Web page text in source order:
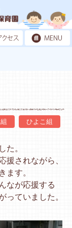
ひよこ組
た。
援されながら、
ます。
なが応援する
っていました。